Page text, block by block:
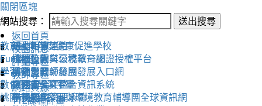
關閉區塊
網站搜尋：
送出搜尋
返回首頁
校園訊息
活動相簿
校內公告
活動影音
教務處
學務處
評鑑專區
111學年度健康促進學校
永續校園與環境教育網
溪海愛閱粉絲團
交通安全評鑑
午餐評鑑
教師專區
線上朝會連結
桃園市教育公務單一認證授權平台
桃園市教師發展發展入口網
桃園市公文整合資訊系統
全國圖書管理系統
網路資源
教育雲
Fun學王
學習吧
數位閱讀學習平臺
桃園市永續發展與環境教育輔導團全球資訊網
112課程計畫